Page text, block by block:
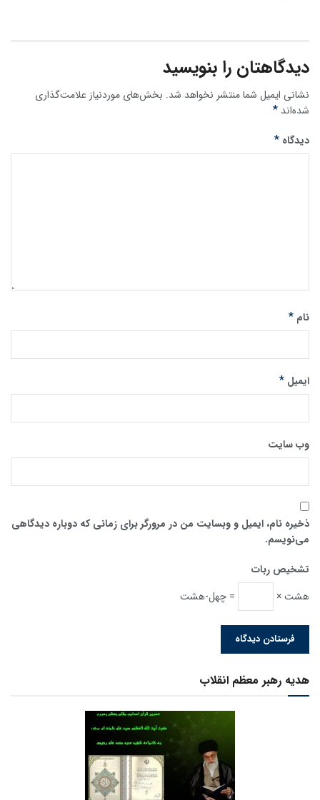
دیدگاهتان را بنویسید
نشانی ایمیل شما منتشر نخواهد شد. بخش‌های موردنیاز علامت‌گذاری
شده‌اند *
دیدگاه *
نام *
ایمیل *
وب‌ سایت
ذخیره نام، ایمیل و وبسایت من در مرورگر برای زمانی که دوباره دیدگاهی
می‌نویسم.
تشخیص ربات
هشت ×
= چهل-هشت
هدیه رهبر معظم انقلاب